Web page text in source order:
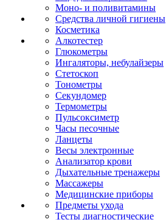
Моно- и поливитамины
Средства личной гигиены
Косметика
Алкотестер
Глюкометры
Ингаляторы, небулайзеры
Стетоскоп
Тонометры
Секундомер
Термометры
Пульсоксиметр
Часы песочные
Ланцеты
Весы электронные
Анализатор крови
Дыхательные тренажеры
Массажеры
Медицинские приборы
Предметы ухода
Тесты диагностические